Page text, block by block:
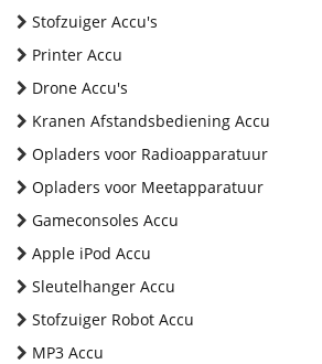
Stofzuiger Accu's
Printer Accu
Drone Accu's
Kranen Afstandsbediening Accu
Opladers voor Radioapparatuur
Opladers voor Meetapparatuur
Gameconsoles Accu
Apple iPod Accu
Sleutelhanger Accu
Stofzuiger Robot Accu
MP3 Accu